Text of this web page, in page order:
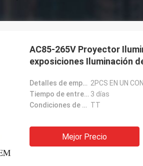
AC85-265V Proyector
exposiciones Iluminación
Detalles de empaquetado: 2PCS EN UN
Tiempo de entrega: 3 días
Condiciones de pago: TT
Mejor Precio